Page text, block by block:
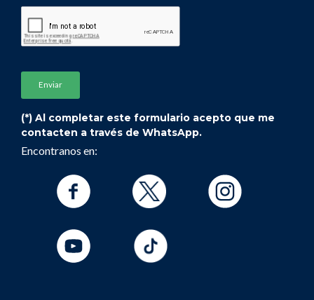
(*) Al completar este formulario acepto que me
contacten a través de WhatsApp.
Encontranos en: